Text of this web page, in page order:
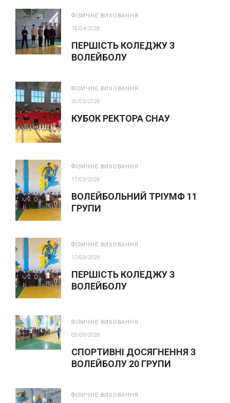
ФІЗИЧНЕ ВИХОВАННЯ
15/04/2026
ПЕРШІСТЬ КОЛЕДЖУ З
ВОЛЕЙБОЛУ
ФІЗИЧНЕ ВИХОВАННЯ
30/03/2026
КУБОК РЕКТОРА СНАУ
ФІЗИЧНЕ ВИХОВАННЯ
17/03/2026
ВОЛЕЙБОЛЬНИЙ ТРІУМФ 11
ГРУПИ
ФІЗИЧНЕ ВИХОВАННЯ
17/03/2026
ПЕРШІСТЬ КОЛЕДЖУ З
ВОЛЕЙБОЛУ
ФІЗИЧНЕ ВИХОВАННЯ
05/03/2026
СПОРТИВНІ ДОСЯГНЕННЯ З
ВОЛЕЙБОЛУ 20 ГРУПИ
ФІЗИЧНЕ ВИХОВАННЯ